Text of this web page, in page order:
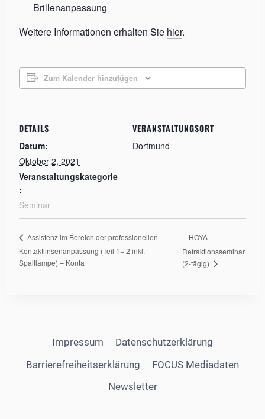
Brillenanpassung
Weitere Informationen erhalten Sie hier.
Zum Kalender hinzufügen
DETAILS
Datum:
Oktober 2, 2021
Veranstaltungskategorie
:
Seminar
VERANSTALTUNGSORT
Dortmund
Assistenz im Bereich der professionellen
Kontaktlinsenanpassung (Teil 1+ 2 inkl.
Spaltlampe) – Konta
HOYA –
Refraktionsseminar
(2-tägig)
Impressum
Datenschutzerklärung
Barrierefreiheitserklärung
FOCUS Mediadaten
Newsletter